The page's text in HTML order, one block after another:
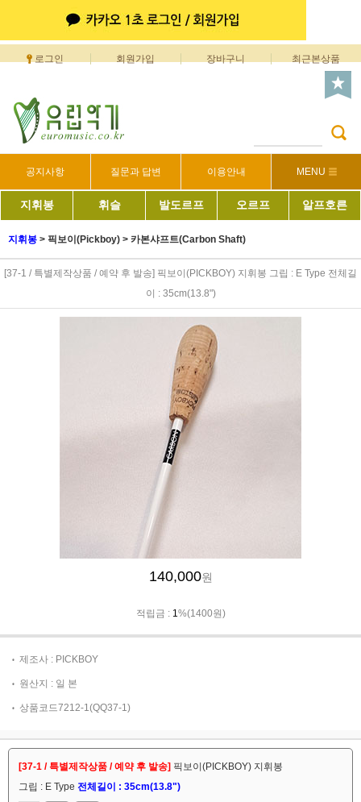
로그인 회원가입 장바구니 최근본상품
공지사항 질문과 답변 이용안내 MENU
지휘봉 휘슬 발도르프 오르프 알프호른
지휘봉 > 픽보이(Pickboy) > 카본샤프트(Carbon Shaft)
[37-1 / 특별제작상품 / 예약 후 발송] 픽보이(PICKBOY) 지휘봉 그립 : E Type 전체길
이 : 35cm(13.8")
140,000원
적립금 : 1%(1400원)
제조사 : PICKBOY
원산지 : 일 본
상품코드7212-1(QQ37-1)
[37-1 / 특별제작상품 / 예약 후 발송] 픽보이(PICKBOY) 지휘봉
그립 : E Type 전체길이 : 35cm(13.8")